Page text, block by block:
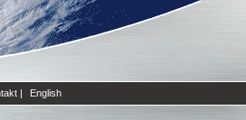
| English